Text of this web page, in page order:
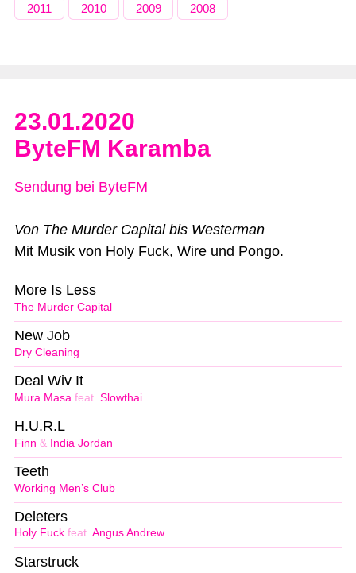
2011
2010 2009 2008
23.01.2020
ByteFM Karamba
Sendung bei ByteFM
Von The Murder Capital bis Westerman
Mit Musik von Holy Fuck, Wire und Pongo.
The Murder Capital
More Is Less
Dry Cleaning
New Job
Mura Masa feat. Slowthai
Deal Wiv It
Finn & India Jordan
H.U.R.L
Working Men’s Club
Teeth
Holy Fuck feat. Angus Andrew
Deleters
Starstruck